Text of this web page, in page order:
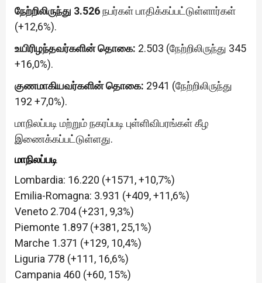
நேற்றிலிருந்து 3.526நபர்கள் பாதிக்கப்பட்டுள்ளார்கள்
(+12,6%).
உயிரிழந்தவர்களின் தொகை: 2.503 (நேற்றிலிருந்து 345
+16,0%).
குணமாகியவர்களின் தொகை: 2941 (நேற்றிலிருந்து
192 +7,0%).
மாநிலப்படி மற்றும் நகரப்படி புள்ளிவிபரங்கள் கீழ
இணைக்கப்பட்டுள்ளது.
மாநிலப்படி
Lombardia: 16.220 (+1571, +10,7%)
Emilia-Romagna: 3.931 (+409, +11,6%)
Veneto 2.704 (+231, 9,3%)
Piemonte 1.897 (+381, 25,1%)
Marche 1.371 (+129, 10,4%)
Liguria 778 (+111, 16,6%)
Campania 460 (+60, 15%)